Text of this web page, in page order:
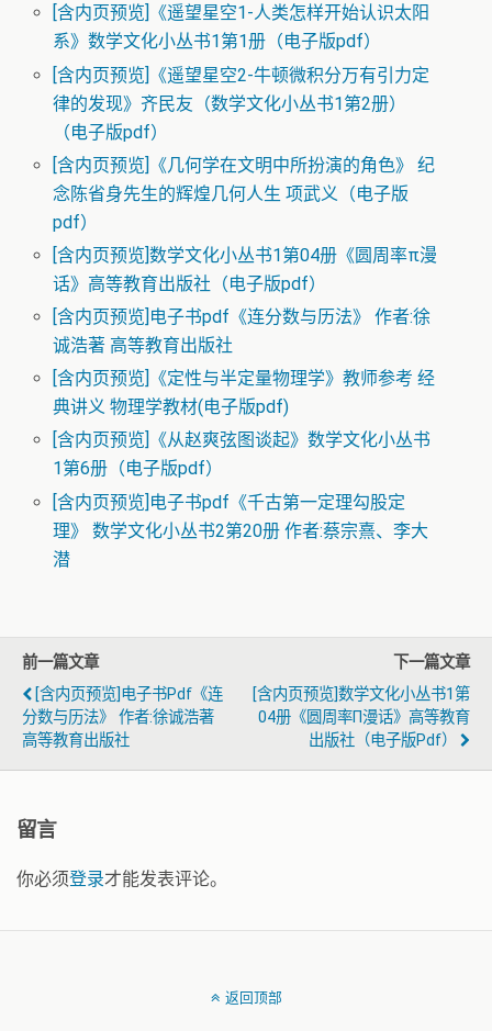
[含内页预览]《遥望星空1-人类怎样开始认识太阳
系》数学文化小丛书1第1册（电子版pdf）
[含内页预览]《遥望星空2-牛顿微积分万有引力定
律的发现》齐民友（数学文化小丛书1第2册）
（电子版pdf）
[含内页预览]《几何学在文明中所扮演的角色》 纪
念陈省身先生的辉煌几何人生 项武义（电子版
pdf）
[含内页预览]数学文化小丛书1第04册《圆周率π漫
话》高等教育出版社（电子版pdf）
[含内页预览]电子书pdf《连分数与历法》 作者:徐
诚浩著 高等教育出版社
[含内页预览]《定性与半定量物理学》教师参考 经
典讲义 物理学教材(电子版pdf)
[含内页预览]《从赵爽弦图谈起》数学文化小丛书
1第6册（电子版pdf）
[含内页预览]电子书pdf《千古第一定理勾股定
理》 数学文化小丛书2第20册 作者:蔡宗熹、李大
潜
前一篇文章
[含内页预览]电子书pdf《连
分数与历法》 作者:徐诚浩著
高等教育出版社
下一篇文章
[含内页预览]数学文化小丛书1第
04册《圆周率π漫话》高等教育
出版社（电子版pdf）
留言
你必须登录才能发表评论。
返回顶部